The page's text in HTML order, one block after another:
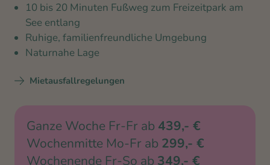
10 bis 20 Minuten Fußweg zum Freizeitpark am
See entlang
Ruhige, familienfreundliche Umgebung
Naturnahe Lage
Mietausfallregelungen